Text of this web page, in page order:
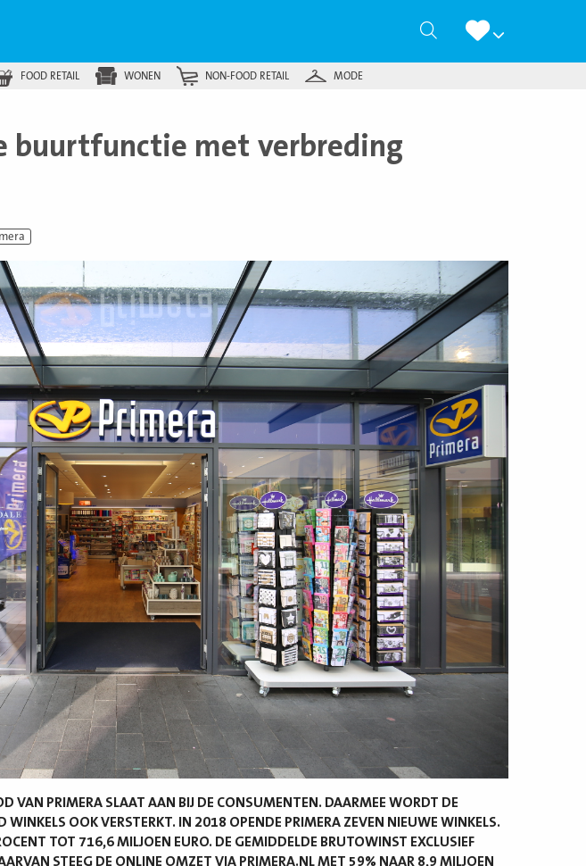
Zoeken
FOOD RETAIL WONEN NON-FOOD RETAIL MODE
buurtfunctie met verbreding
VAN PRIMERA SLAAT AAN BIJ DE CONSUMENTEN. DAARMEE WORDT DE
OOK VERSTERKT. IN 2018 OPENDE PRIMERA ZEVEN NIEUWE WINKELS.
TOT 716,6 MILJOEN EURO. DE GEMIDDELDE BRUTOWINST EXCLUSIEF
STEEG DE ONLINE OMZET VIA PRIMERA.NL MET 59% NAAR 8,9 MILJOEN